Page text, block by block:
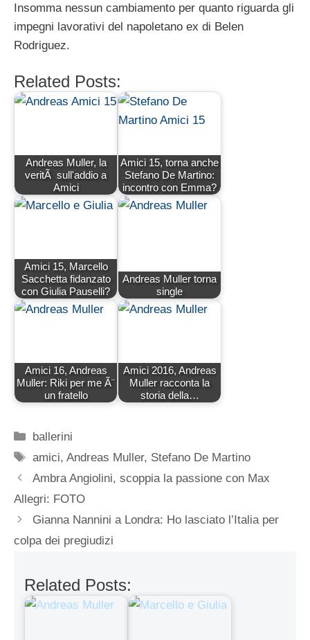
Insomma nessun cambiamento per quanto riguarda gli
impegni lavorativi del napoletano ex di Belen
Rodriguez.
Related Posts:
Andreas Muller, la
veritÃ sull'addio a
Amici
Amici 15, torna anche
Stefano De Martino:
incontro con Emma?
Amici 15, Marcello
Sacchetta fidanzato
con Giulia Pauselli?
Andreas Muller torna
single
Amici 16, Andreas
Muller: Riki per me Ã¨
un fratello
Amici 2016, Andreas
Muller racconta la
storia della…
Categorie
ballerini
Tag
amici,Andreas Muller, Stefano De Martino
Ambra Angiolini, scoppia la passione con Max
Allegri: FOTO
Gianna Nannini a Londra: Ho lasciato l’Italia per
colpa dei pregiudizi
Related Posts: